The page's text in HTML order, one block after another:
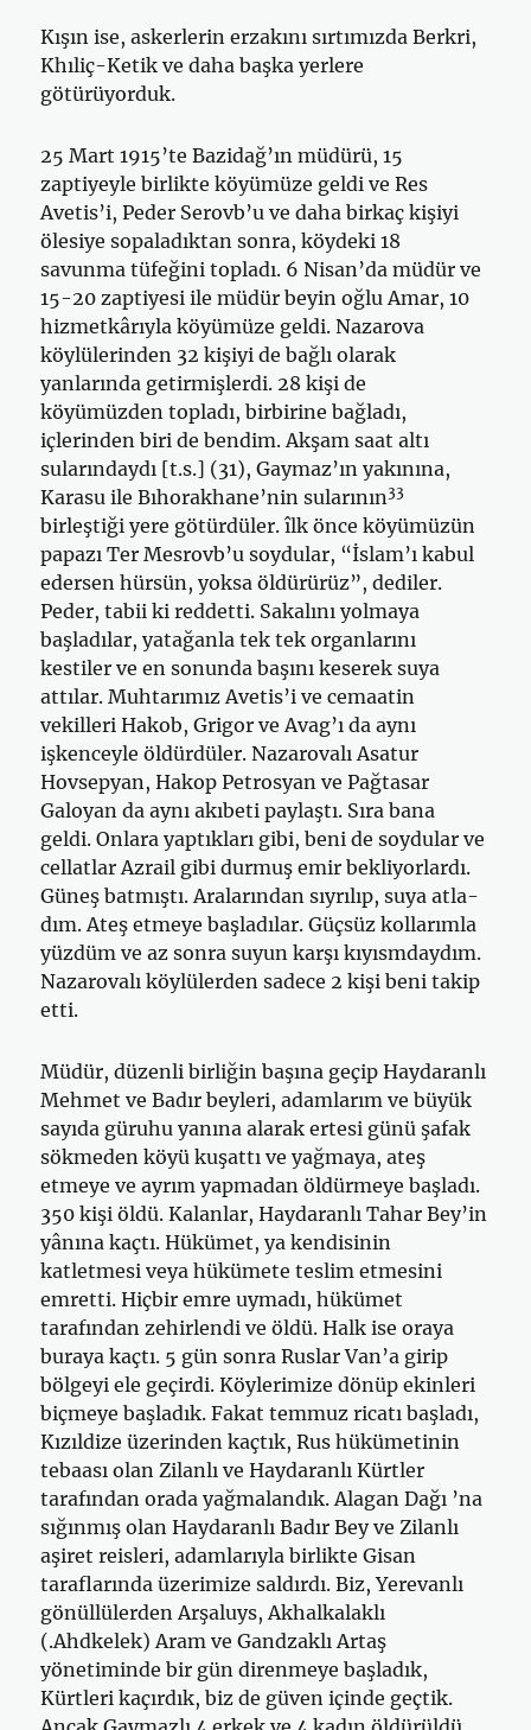
Kışın ise, askerlerin erzakını sırtımızda Berkri,
Khıliç-Ketik ve daha başka yerlere
götürüyorduk.
25 Mart 1915’te Bazidağ’ın müdürü, 15
zaptiyeyle birlikte köyümüze geldi ve Res
Avetis’i, Peder Serovb’u ve daha birkaç kişiyi
ölesiye sopa­ladıktan sonra, köydeki 18
savunma tüfeğini topladı. 6 Nisan’da müdür ve
15-20 zaptiyesi ile müdür beyin oğlu Amar, 10
hizmetkârıyla köyü­müze geldi. Nazarova
köylülerinden 32 kişiyi de bağlı olarak
yanlarında getirmişlerdi. 28 kişi de
köyümüzden topladı, birbirine bağladı,
içlerinden biri de bendim. Akşam saat altı
sularındaydı [t.s.] (31), Gaymaz’ın yakınına,
Karasu ile Bıhorakhane’nin sularının33
birleştiği yere götürdüler. îlk önce köyümüzün
papazı Ter Mesrovb’u soydular, “İslam’ı kabul
edersen hür­sün, yoksa öldürürüz”, dediler.
Peder, tabii ki reddetti. Sakalını yolmaya
başladılar, yatağanla tek tek organlarını
kestiler ve en sonunda başını ke­serek suya
attılar. Muhtarımız Avetis’i ve cemaatin
vekilleri Hakob, Grigor ve Avag’ı da aynı
işkenceyle öldürdüler. Nazarovalı Asatur
Hovsepyan, Hakop Petrosyan ve Pağtasar
Galoyan da aynı akıbeti paylaştı. Sıra bana
geldi. Onlara yaptıkları gibi, beni de soydular ve
cellatlar Azrail gibi durmuş emir bekliyorlardı.
Güneş batmıştı. Aralarından sıyrılıp, suya atla­
dım. Ateş etmeye başladılar. Güçsüz kollarımla
yüzdüm ve az sonra suyun karşı kıyısmdaydım.
Nazarovalı köylülerden sadece 2 kişi beni takip
etti.
Müdür, düzenli birliğin başına geçip Haydaranlı
Mehmet ve Badır beyleri, adamlarım ve büyük
sayıda güruhu yanına alarak ertesi günü şafak
sökmeden köyü kuşattı ve yağmaya, ateş
etmeye ve ayrım yapma­dan öldürmeye başladı.
350 kişi öldü. Kalanlar, Haydaranlı Tahar Bey’in
yânına kaçtı. Hükümet, ya kendisinin
katletmesi veya hükümete teslim etmesini
emretti. Hiçbir emre uymadı, hükümet
tarafından zehirlendi ve öldü. Halk ise oraya
buraya kaçtı. 5 gün sonra Ruslar Van’a girip
bölgeyi ele geçirdi. Köylerimize dönüp ekinleri
biçmeye başladık. Fakat temmuz ricatı başladı,
Kızıldize üzerinden kaçtık, Rus hükümetinin
tebaası olan Zilanlı ve Haydaranlı Kürtler
tarafından orada yağmalandık. Alagan Da­ğı ’na
sığınmış olan Haydaranlı Badır Bey ve Zilanlı
aşiret reisleri, adam­larıyla birlikte Gisan
taraflarında üzerimize saldırdı. Biz, Yerevanlı
gö­nüllülerden Arşaluys, Akhalkalaklı
(.Ahdkelek) Aram ve Gandzaklı Artaş
yönetiminde bir gün direnmeye başladık,
Kürtleri kaçırdık, biz de güven içinde geçtik.